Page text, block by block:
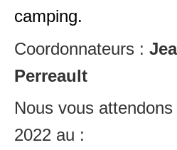
camping.
Coordonnateurs :
Perreault
Nous vous
2022 au :